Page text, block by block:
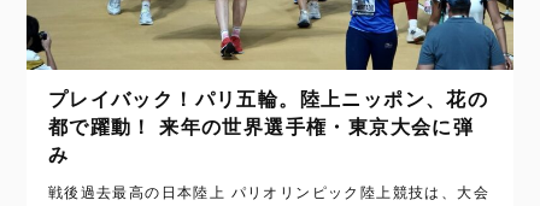
プレイバック！パリ五輪。陸上ニッポン、花の
都で躍動！ 来年の世界選手権・東京大会に弾
み
戦後過去最高の日本陸上 パリオリンピック陸上競技は、大会